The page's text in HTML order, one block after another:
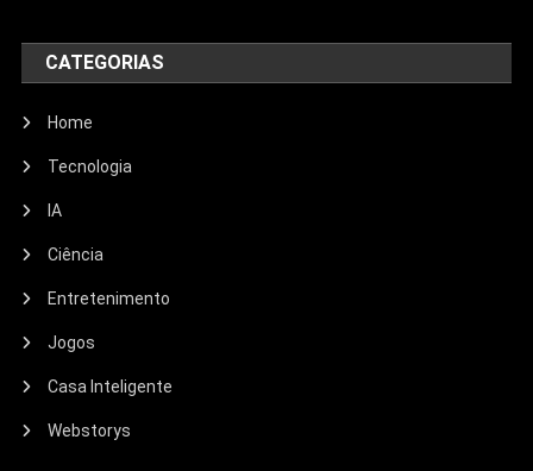
Echo Dot: Guia Completo Para
Escolher O Smart Speaker Ideal Na
Nova Oferta Da Amazon
CATEGORIAS
Home
Tecnologia
IA
Ciência
Entretenimento
Jogos
Casa Inteligente
Webstorys